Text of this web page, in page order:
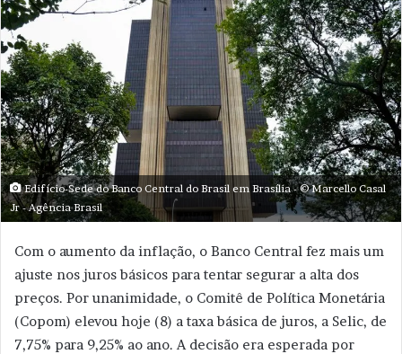
Edifício-Sede do Banco Central do Brasil em Brasília - © Marcello Casal
Jr - Agência Brasil
Com o aumento da inflação, o Banco Central fez mais um
ajuste nos juros básicos para tentar segurar a alta dos
preços. Por unanimidade, o Comitê de Política Monetária
(Copom) elevou hoje (8) a taxa básica de juros, a Selic, de
7,75% para 9,25% ao ano. A decisão era esperada por